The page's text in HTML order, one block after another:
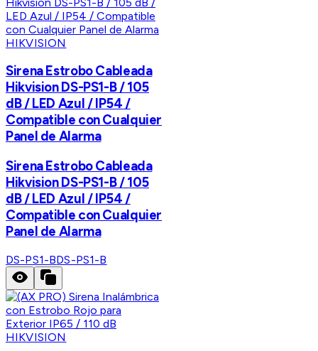
HIKVISION
Sirena Estrobo Cableada
Hikvision DS-PS1-B / 105
dB / LED Azul / IP54 /
Compatible con Cualquier
Panel de Alarma
Sirena Estrobo Cableada
Hikvision DS-PS1-B / 105
dB / LED Azul / IP54 /
Compatible con Cualquier
Panel de Alarma
DS-PS1-BDS-PS1-B
HIKVISION